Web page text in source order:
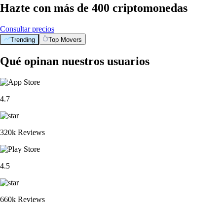
Hazte con más de 400 criptomonedas
Consultar precios
Trending Top Movers
Qué opinan nuestros usuarios
4.7
320k Reviews
4.5
660k Reviews